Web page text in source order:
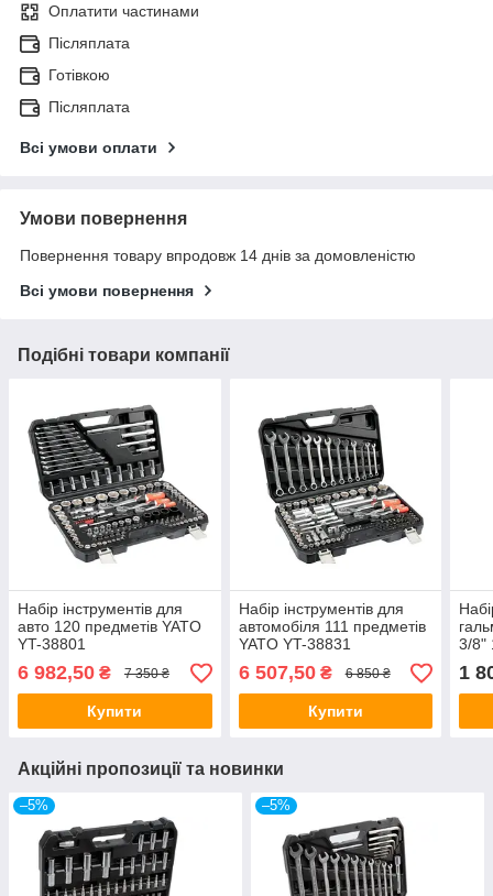
Оплатити частинами
Післяплата
Готівкою
Післяплата
Всі умови оплати
Умови повернення
Повернення товару впродовж 14 днів за домовленістю
Всі умови повернення
Подібні товари компанії
Набір інструментів для
авто 120 предметів YATO
YT-38801
6 982,50 ₴ 7 350 ₴
Купити
Набір інструментів для
автомобіля 111 предметів
YATO YT-38831
6 507,50₴ 6 850 ₴
Купити
3/8"
1
Акційні пропозиції та новинки
–5% –5%